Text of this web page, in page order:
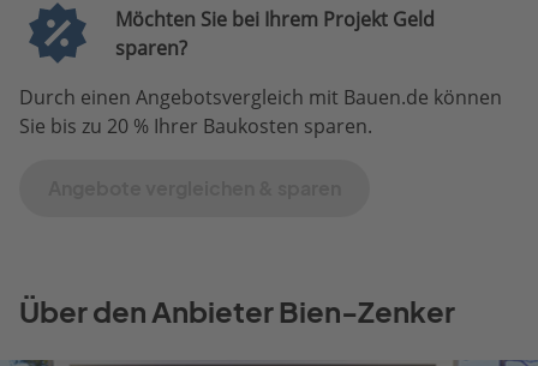
Möchten Sie bei Ihrem Projekt Geld
sparen?
Durch einen Angebotsvergleich mit Bauen.de können
Sie bis zu 20 % Ihrer Baukosten sparen.
Über den Anbieter Bien-Zenker